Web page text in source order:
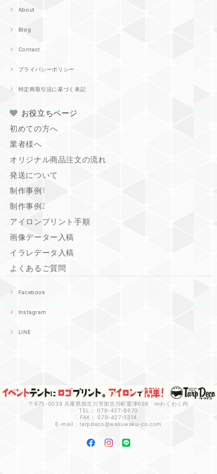
About
Blog
Contact
プライバシーポリシー
特定商取引法に基づく表記
お役立ちページ
初めての方へ
業者様へ
オリジナル商品注文の流れ
発送について
制作事例1
制作事例2
アイロンプリント手順
画像データー入稿
イラレデータ入稿
よくあるご質問
Facebook
Instagram
LINE
〒675-0039 兵庫県加古川市加古川町粟津698 ㈱わくわく内
TEL： 079-427-8670
FAX： 079-427-1314
E-mail： tarpdeco@wakuwaku-co.com